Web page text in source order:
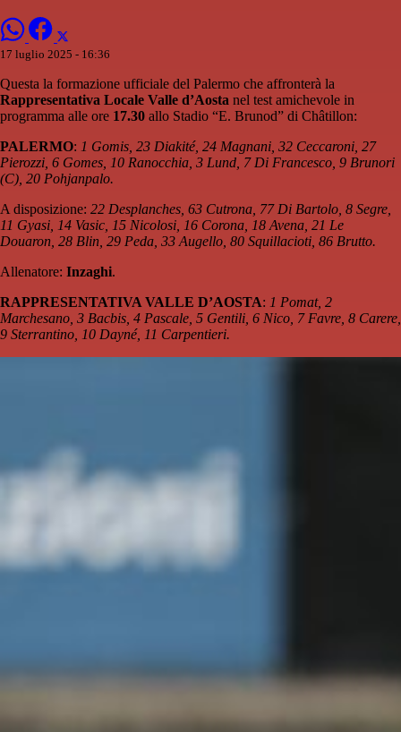
17 luglio 2025 - 16:36
Questa la formazione ufficiale del Palermo che affronterà la
Rappresentativa Locale Valle d’Aosta nel test amichevole in
programma alle ore 17.30 allo Stadio “E. Brunod” di Châtillon:
PALERMO: 1 Gomis, 23 Diakité, 24 Magnani, 32 Ceccaroni, 27
Pierozzi, 6 Gomes, 10 Ranocchia, 3 Lund, 7 Di Francesco, 9 Brunori
(C), 20 Pohjanpalo.
A disposizione: 22 Desplanches, 63 Cutrona, 77 Di Bartolo, 8 Segre,
11 Gyasi, 14 Vasic, 15 Nicolosi, 16 Corona, 18 Avena, 21 Le
Douaron, 28 Blin, 29 Peda, 33 Augello, 80 Squillacioti, 86 Brutto.
Allenatore: Inzaghi.
RAPPRESENTATIVA VALLE D’AOSTA: 1 Pomat, 2
Marchesano, 3 Bacbis, 4 Pascale, 5 Gentili, 6 Nico, 7 Favre, 8 Carere,
9 Sterrantino, 10 Dayné, 11 Carpentieri.